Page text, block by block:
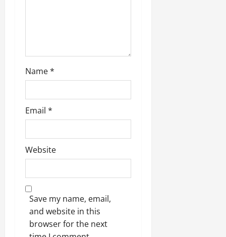
Name*
Email *
Website
Save my name, email,
and website in this
browser for the next